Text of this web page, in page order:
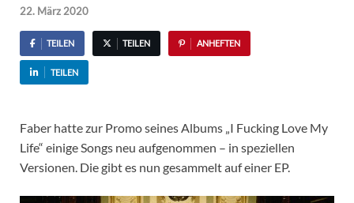
22. März 2020
TEILEN TEILEN ANHEFTEN
TEILEN
Faber hatte zur Promo seines Albums „I Fucking Love My
Life“ einige Songs neu aufgenommen – in speziellen
Versionen. Die gibt es nun gesammelt auf einer EP.